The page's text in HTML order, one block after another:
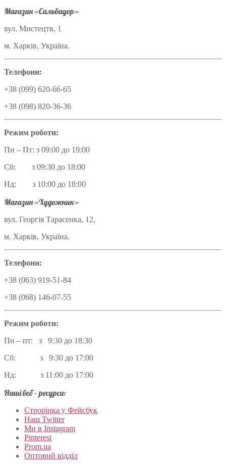
Магазин «Сальвадор»
вул. Мистецтв, 1
м. Харків, Україна.
Телефони:
+38 (099) 620-66-65
+38 (098) 820-36-36
Режим роботи:
Пн – Пт: з 09:00 до 19:00
Сб: з 09:30 до 18:00
Нд: з 10:00 до 18:00
Магазин «Художник»
вул. Георгія Тарасенка, 12,
м. Харків, Україна.
Телефони:
+38 (063) 919-51-84
+38 (068) 146-07-55
Режим роботи:
Пн – пт: з 9:30 до 18:30
Сб: з 9:30 до 17:00
Нд: з 11:00 до 17:00
Наші веб – ресурси:
Строрінка у Фейсбук
Наш Twitter
Ми в Instagram
Pinterest
Prom.ua
Оптовий відділ